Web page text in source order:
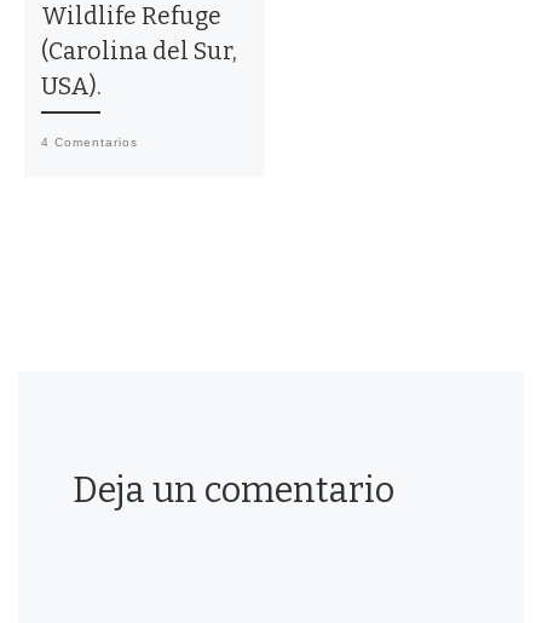
Wildlife Refuge
(Carolina del Sur,
USA).
4 Comentarios
Deja un comentario